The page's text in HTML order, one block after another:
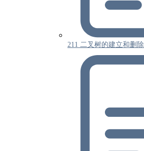
211 二叉树的建立和删除